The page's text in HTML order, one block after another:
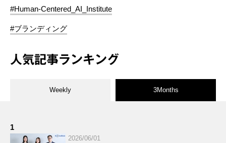
#Human-Centered_AI_Institute
#ブランディング
人気記事ランキング
Weekly 3Months
1
2026/06/01